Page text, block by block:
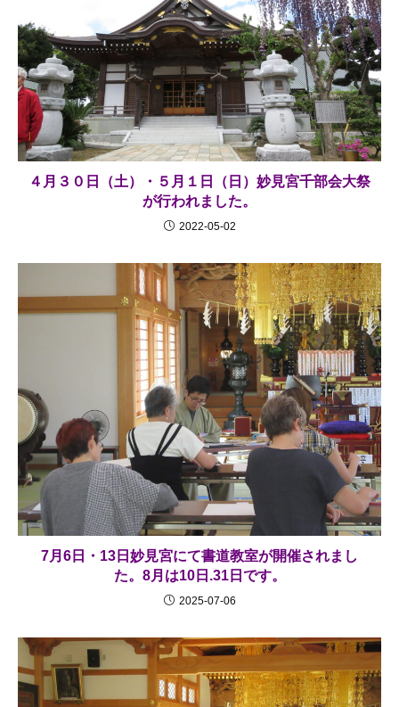
４月３０日（土）・５月１日（日）妙見宮千部会大祭
が行われました。
2022-05-02
7月6日・13日妙見宮にて書道教室が開催されまし
た。8月は10日.31日です。
2025-07-06